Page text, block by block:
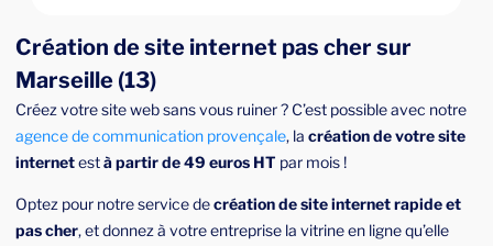
Création de site internet pas cher sur
Marseille (13)
Créez votre site web sans vous ruiner ? C’est possible avec notre
agence de communication provençale, la création de votre site
internetestà partir de 49 euros HT par mois !
Optez pour notre service decréation de site internet rapide et
pas cher, et donnez à votre entreprise la vitrine en ligne qu’elle